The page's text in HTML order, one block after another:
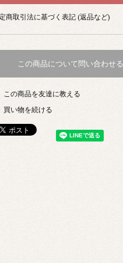
商取引法に基づく表記 (返品など)
この商品について問い合わせる
この商品を友達に教える
買い物を続ける